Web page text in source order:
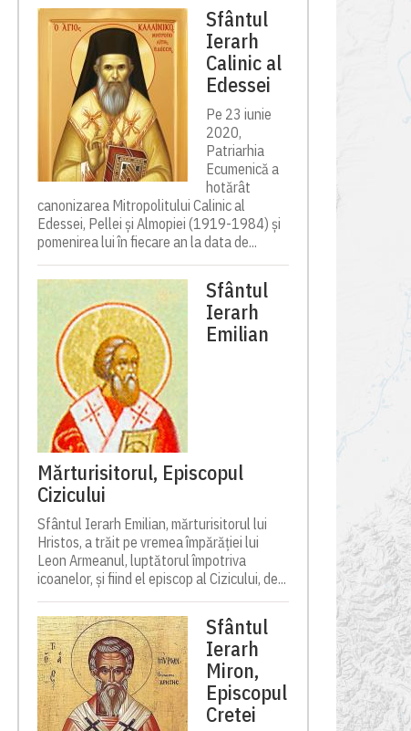
Sfântul
Ierarh
Calinic al
Edessei
Pe 23 iunie
2020,
Patriarhia
Ecumenică a
hotărât
canonizarea Mitropolitului Calinic al
Edessei, Pellei și Almopiei (1919-1984) și
pomenirea lui în fiecare an la data de...
Sfântul
Ierarh
Emilian
Mărturisitorul, Episcopul
Cizicului
Sfântul Ierarh Emilian, mărturisitorul lui
Hristos, a trăit pe vremea împărăției lui
Leon Armeanul, luptătorul împotriva
icoanelor, și fiind el episcop al Cizicului, de...
Sfântul
Ierarh
Miron,
Episcopul
Cretei